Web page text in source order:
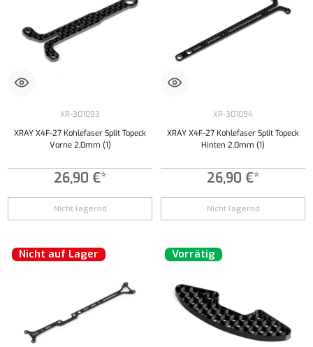
XR-301093
XRAY X4F-27 Kohlefaser Split Topeck
Vorne 2,0mm (1)
26,90 €*
Nicht lagernd
XR-301094
XRAY X4F-27 Kohlefaser Split Topeck
Hinten 2,0mm (1)
26,90 €*
Nicht lagernd
Nicht auf Lager Vorrätig